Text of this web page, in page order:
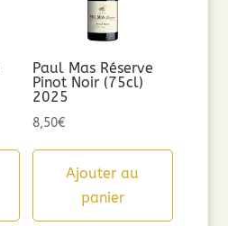
Paul Mas Réserve
Pinot Noir (75cl)
2025
8,50€
Ajouter au
panier